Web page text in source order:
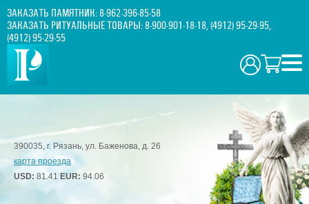
ЗАКАЗАТЬ ПАМЯТНИК:8-962-396-85-58
ЗАКАЗАТЬ РИТУАЛЬНЫЕ ТОВАРЫ:8-900-901-18-18,(4912) 95-29-95,
(4912) 95-29-55
390035, г. Рязань, ул. Баженова, д. 26
карта проезда
USD: 81.41 EUR: 94.06